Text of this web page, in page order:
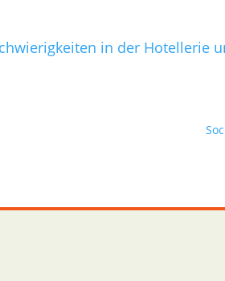
in der Hotellerie